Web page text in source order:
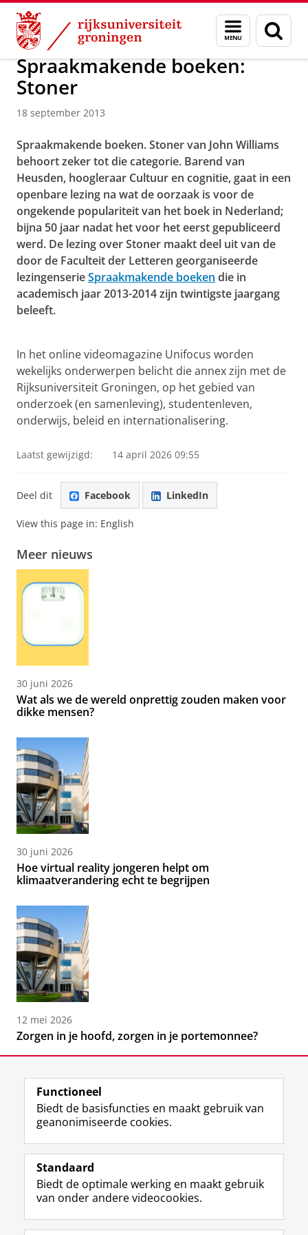
Skip
Content
Skip
Navigation
Menu
en
zoeken
Over ons
Spraakmakende boeken:
Stoner
18 september 2013
Spraakmakende boeken. Stoner van John Williams
behoort zeker tot die categorie. Barend van
Heusden, hoogleraar Cultuur en cognitie, gaat in een
openbare lezing na wat de oorzaak is voor de
ongekende populariteit van het boek in Nederland;
bijna 50 jaar nadat het voor het eerst gepubliceerd
werd. De lezing over Stoner maakt deel uit van de
door de Faculteit der Letteren georganiseerde
lezingenserieSpraakmakende boeken die in
academisch jaar 2013-2014 zijn twintigste jaargang
beleeft.
In het online videomagazine Unifocus worden
wekelijks onderwerpen belicht die annex zijn met de
Rijksuniversiteit Groningen, op het gebied van
onderzoek (en samenleving), studentenleven,
onderwijs, beleid en internationalisering.
Laatst gewijzigd: 14 april 2026 09:55
Deel dit Facebook LinkedIn
View this page in: English
Meer nieuws
30 juni 2026
Wat als we de wereld onprettig zouden maken voor
dikke mensen?
30 juni 2026
Hoe virtual reality jongeren helpt om
klimaatverandering echt te begrijpen
12 mei 2026
Zorgen in je hoofd, zorgen in je portemonnee?
Volg de RUG
F
a
e
b
o
L
i
k
e
I
R
S
-
f
e
I
n
t
r
Y
o
T
e
Studiekiezers
Functioneel
Biedt de basisfuncties en maakt gebruik van
geanonimiseerde cookies.
Standaard
Biedt de optimale werking en maakt gebruik
van onder andere videocookies.